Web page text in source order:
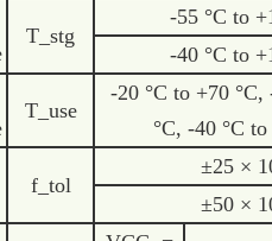
T_stg
-55 °C to
-40 °C to
T_use
-20 °C to +70 °C,
°C, -40 °C
f_tol
±25 ×
±50 ×